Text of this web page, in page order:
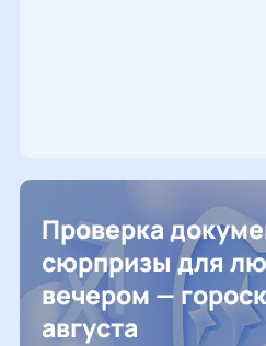
Проверка
сюрпризы для
вечером —
августа